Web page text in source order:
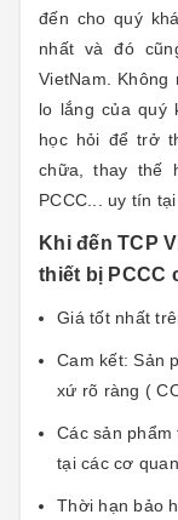
đến cho quý
nhất và đó
VietNam.
lo lắng của quý
học hỏi để trở
chữa, thay thế
PCCC... uy tín
Khi đến TCP
thiết bị PCCC
Giá tốt nhất
Cam kết: Sản
xứ rõ ràng (
Các sản
tại các cơ
Thời hạn bảo